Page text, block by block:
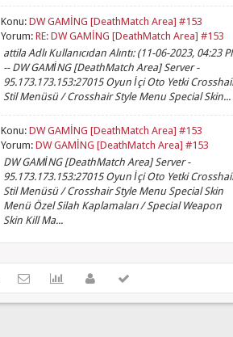
Konu: DW GAMİNG [DeathMatch Area] #153
Yorum: RE: DW GAMİNG [DeathMatch Area] #153
attila Adlı Kullanıcıdan Alıntı: (11-06-2023, 04:23
-- DW GAMİNG [DeathMatch Area] Server -
95.173.173.153:27015 Oyun İçi Oto Yetki
Stil Menüsü / Crosshair Style Menu Special Skin...
Konu: DW GAMİNG [DeathMatch Area] #153
Yorum: DW GAMİNG [DeathMatch Area] #153
DW GAMİNG [DeathMatch Area] Server -
95.173.173.153:27015 Oyun İçi Oto Yetki
Stil Menüsü / Crosshair Style Menu Special Skin
Menü Özel Silah Kaplamaları / Special Weapon
Skin Kill Ma...